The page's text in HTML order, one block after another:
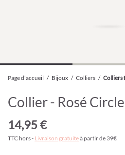
Page d’accueil / Bijoux / Colliers / Colliers
Collier - Rosé
14,95 €
TTC hors - Livraison gratuiteà partir de 39€